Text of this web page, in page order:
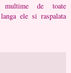
de toate
ele si raspalata